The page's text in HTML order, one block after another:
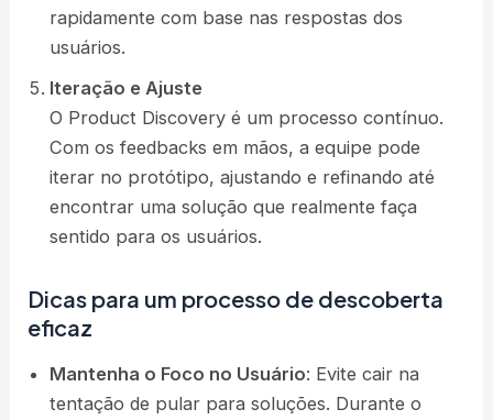
rapidamente com base nas respostas dos
usuários.
Iteração e Ajuste
O Product Discovery é um processo contínuo.
Com os feedbacks em mãos, a equipe pode
iterar no protótipo, ajustando e refinando até
encontrar uma solução que realmente faça
sentido para os usuários​.
Dicas para um processo de descoberta
eficaz
Mantenha o Foco no Usuário: Evite cair na
tentação de pular para soluções. Durante o